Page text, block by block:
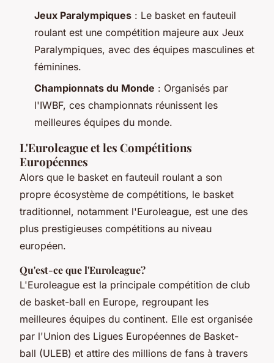
Jeux Paralympiques : Le basket en fauteuil
roulant est une compétition majeure aux Jeux
Paralympiques, avec des équipes masculines et
féminines.
Championnats du Monde : Organisés par
l'IWBF, ces championnats réunissent les
meilleures équipes du monde.
L'Euroleague et les Compétitions
Européennes
Alors que le basket en fauteuil roulant a son
propre écosystème de compétitions, le basket
traditionnel, notamment l'Euroleague, est une des
plus prestigieuses compétitions au niveau
européen.
Qu'est-ce que l'Euroleague?
L'Euroleague est la principale compétition de club
de basket-ball en Europe, regroupant les
meilleures équipes du continent. Elle est organisée
par l'Union des Ligues Européennes de Basket-
ball (ULEB) et attire des millions de fans à travers